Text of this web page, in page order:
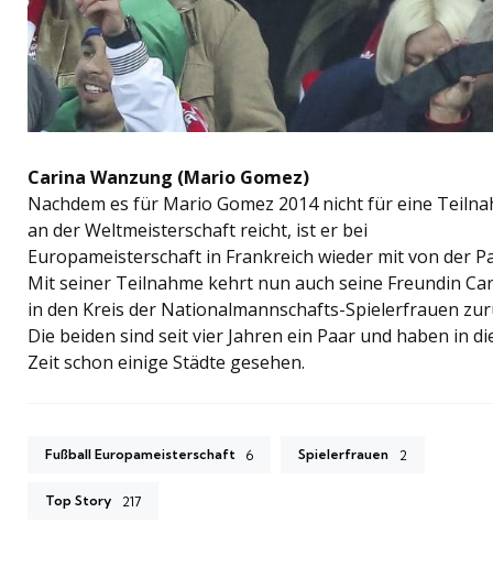
Carina Wanzung (Mario Gomez)
Nachdem es für Mario Gomez 2014 nicht für eine
an der Weltmeisterschaft reicht, ist er bei
Europameisterschaft in Frankreich wieder mit von der
Mit seiner Teilnahme kehrt nun auch seine Freundin
in den Kreis der Nationalmannschafts-Spielerfrauen
Die beiden sind seit vier Jahren ein Paar und haben in
Zeit schon einige Städte gesehen.
Fußball Europameisterschaft 6 Spielerfrauen 2
Top Story 217